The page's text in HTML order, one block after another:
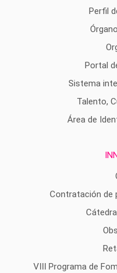
Perfil
Portal
Sistema
Talento,
Área de
Contratación de
VIII Programa de